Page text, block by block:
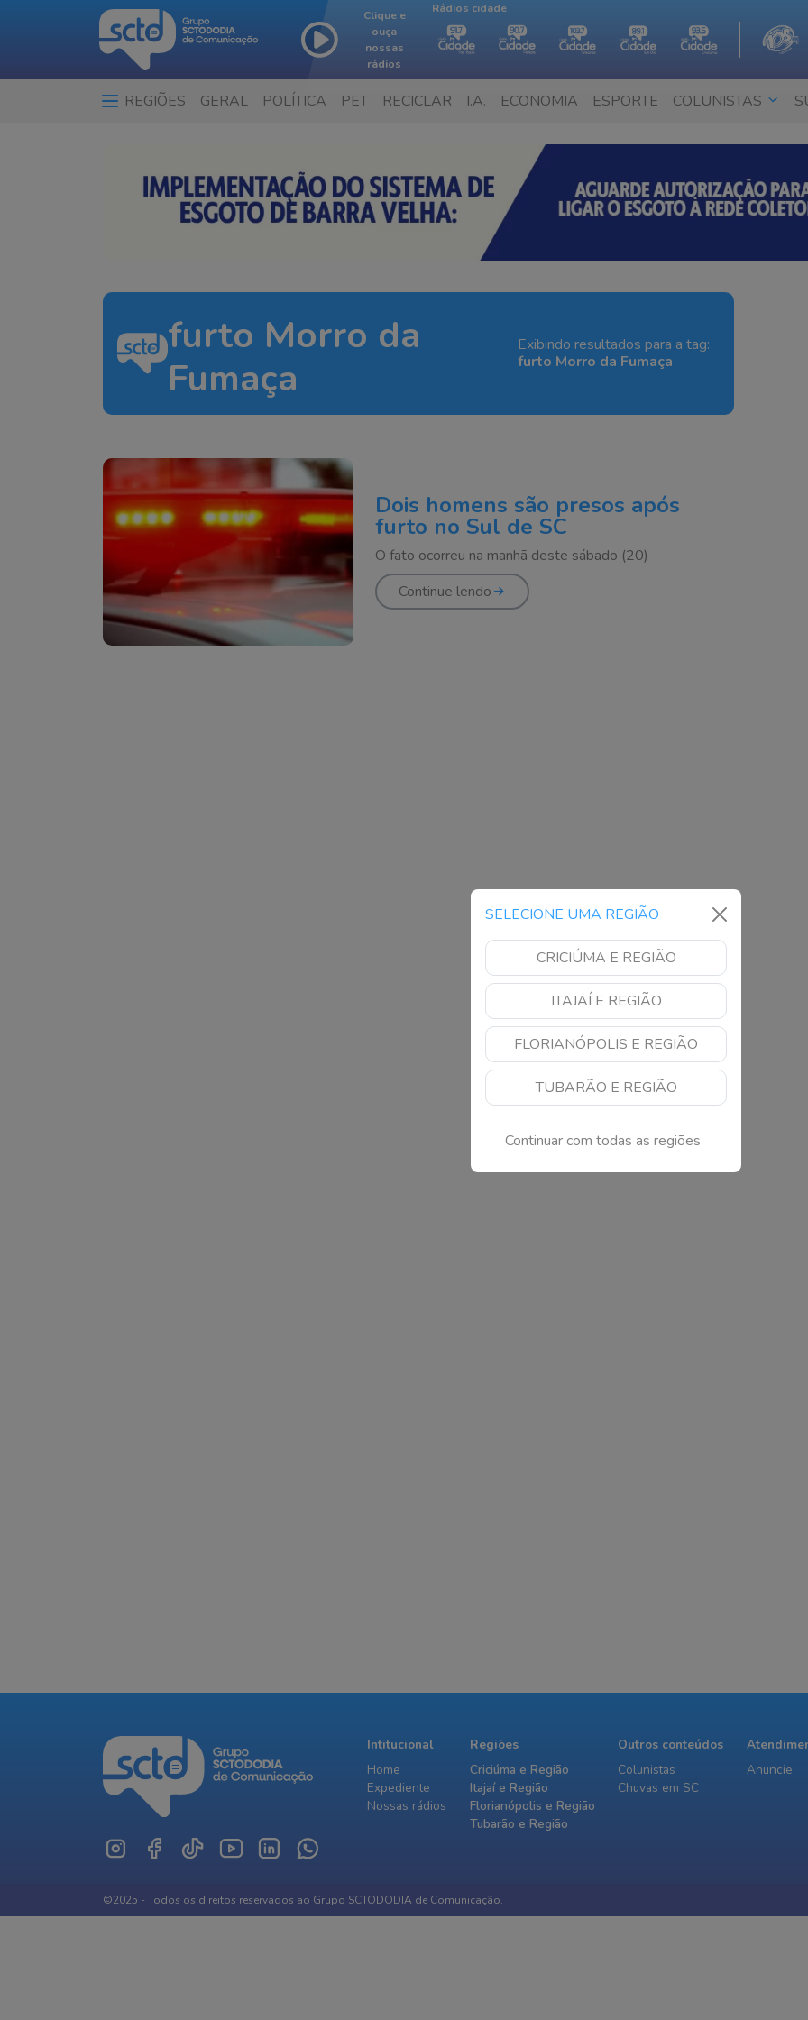
Clique e
ouça
nossas
rádios
Rádios cidade
REGIÕES GERAL POLÍTICA PET RECICLAR I.A. ECONOMIA ESPORTE COLUNISTAS
SELECIONE UMA REGIÃO
CRICIÚMA E REGIÃO
ITAJAÍ E REGIÃO
FLORIANÓPOLIS E REGIÃO
TUBARÃO E REGIÃO
Continuar com todas as regiões
furto Morro da
Fumaça
Exibindo resultados para a tag:
furto Morro da Fumaça
Dois homens são presos após
furto no Sul de SC
O fato ocorreu na manhã deste sábado (20)
Continue lendo
Intitucional
Home
Expediente
Nossas rádios
Regiões
Criciúma e Região
Itajaí e Região
Florianópolis e Região
Tubarão e Região
Outros conteúdos
Colunistas
Chuvas em SC
Anuncie
©2025 - Todos os direitos reservados ao Grupo SCTODODIA de Comunicação.